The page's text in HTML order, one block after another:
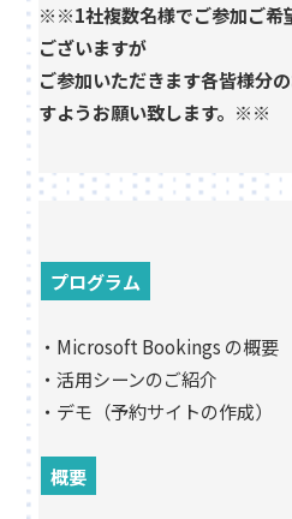
※※1社複数名様でご参加ご希
ございますが
ご参加いただきます各皆様分
すようお願い致します。※※
プログラム
・Microsoft Bookings の概要
・活用シーンのご紹介
・デモ（予約サイトの作成）
概要